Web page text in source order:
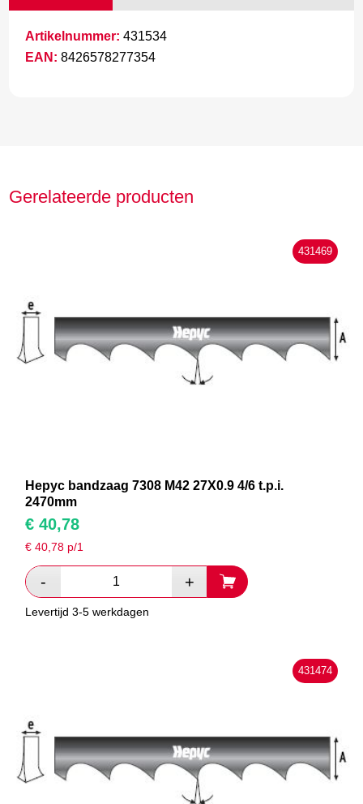
Artikelnummer: 431534
EAN: 8426578277354
Gerelateerde producten
431469
Hepyc bandzaag 7308 M42 27X0.9 4/6 t.p.i.
2470mm
€ 40,78
€40,78 p/1
Levertijd 3-5 werkdagen
431474